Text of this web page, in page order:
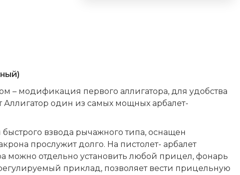
– модификация первого аллигатора, для удобства
один из самых мощных арбалет-
взвода рычажного типа, оснащен
прослужит долго. На пистолет- арбалет
можно отдельно установить любой прицел, фонарь
приклад, позволяет вести прицельную